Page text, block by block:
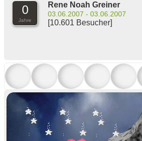
0
Jahre
Rene Noah Greiner
03.06.2007 - 03.06.2007
[10.601 Besucher]